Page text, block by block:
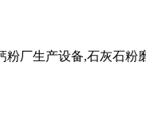
厂生产设备,石灰石粉